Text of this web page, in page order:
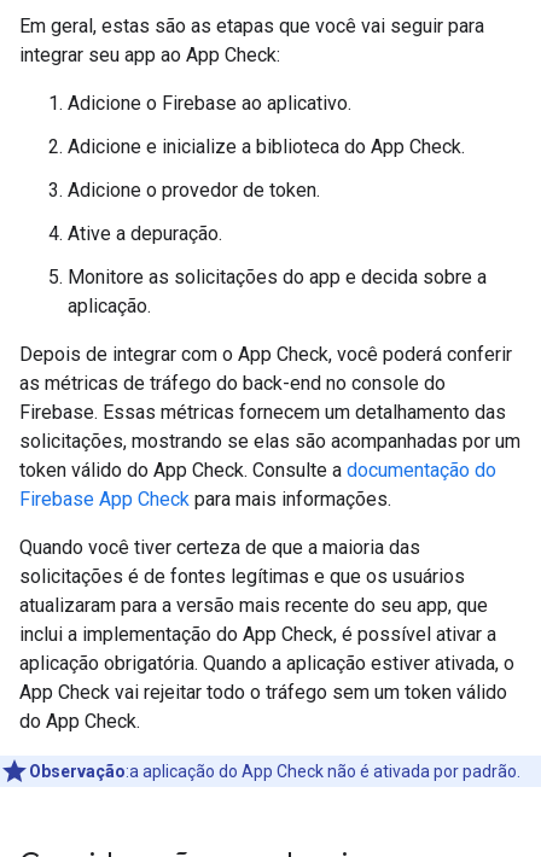
Em geral, estas são as etapas que você vai seguir para
integrar seu app ao App Check:
Adicione o Firebase ao aplicativo.
Adicione e inicialize a biblioteca do App Check.
Adicione o provedor de token.
Ative a depuração.
Monitore as solicitações do app e decida sobre a
aplicação.
Depois de integrar com o App Check, você poderá conferir
as métricas de tráfego do back-end no console do
Firebase. Essas métricas fornecem um detalhamento das
solicitações, mostrando se elas são acompanhadas por um
token válido do App Check. Consulte a documentação do
Firebase App Check para mais informações.
Quando você tiver certeza de que a maioria das
solicitações é de fontes legítimas e que os usuários
atualizaram para a versão mais recente do seu app, que
inclui a implementação do App Check, é possível ativar a
aplicação obrigatória. Quando a aplicação estiver ativada, o
App Check vai rejeitar todo o tráfego sem um token válido
do App Check.
Observação:a aplicação do App Check não é ativada por padrão.